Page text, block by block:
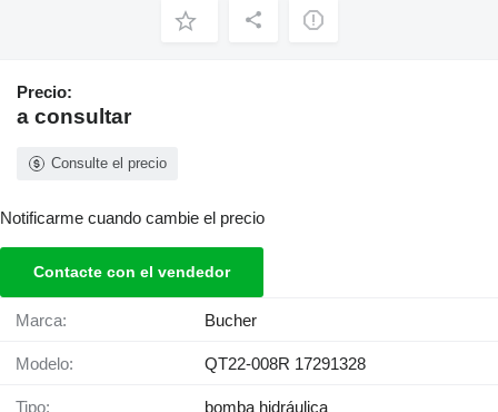
Precio:
a consultar
Consulte el precio
Notificarme cuando cambie el precio
Contacte con el vendedor
Marca: Bucher
Modelo: QT22-008R 17291328
Tipo: bomba hidráulica